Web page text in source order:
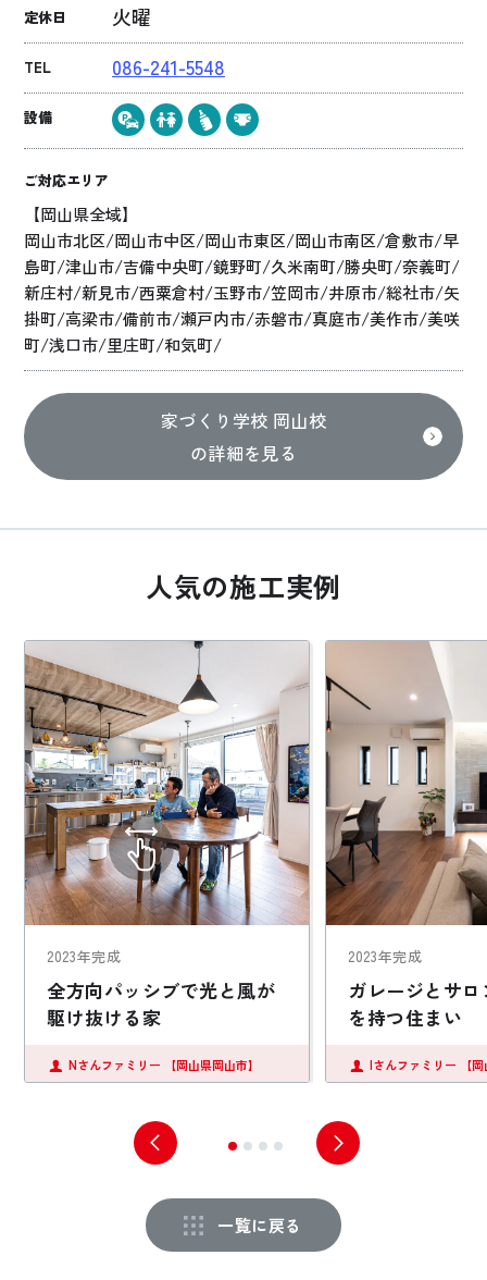
定休日 火曜
TEL 086-241-5548
設備
ご対応エリア
【岡山県全域】
岡山市北区/岡山市中区/岡山市東区/岡山市南区/倉敷市/早
島町/津山市/吉備中央町/鏡野町/久米南町/勝央町/奈義町/
新庄村/新見市/西粟倉村/玉野市/笠岡市/井原市/総社市/矢
掛町/高梁市/備前市/瀬戸内市/赤磐市/真庭市/美作市/美咲
町/浅口市/里庄町/和気町/
家づくり学校 岡山校
の詳細を見る
人気の施工実例
2023年完成
全方向パッシブで光と風が
駆け抜ける家
Nさんファミリー 【岡山県岡山市】
2023年完成
ガレージとサ
を持つ住まい
Iさんファミリー 【
一覧に戻る